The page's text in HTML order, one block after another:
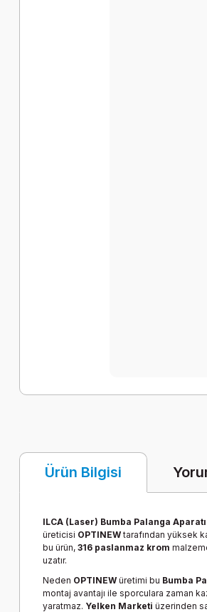
Ürün Bilgisi
ILCA (Laser) Bumba Palanga Aparatı
üreticisi OPTINEWtarafından yüksek
bu ürün, 316 paslanmaz krom
uzatır.
Neden OPTINEW üretimi bu Bumba
montaj avantajı ile sporculara zaman
yaratmaz. Yelken Marketi üzerinden